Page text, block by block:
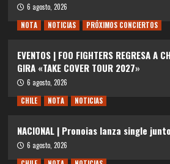
6 agosto, 2026
NOTA
NOTICIAS PRÓXIMOS CONCIERTOS
EVENTOS | FOO FIGHTERS REGRESA A
GIRA «TAKE COVER TOUR 2027»
6 agosto, 2026
CHILE
NOTA NOTICIAS
NACIONAL | Pronoias lanza single
6 agosto, 2026